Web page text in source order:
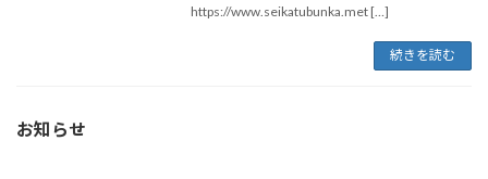
https://www.seikatubunka.met […]
続きを読む
お知らせ